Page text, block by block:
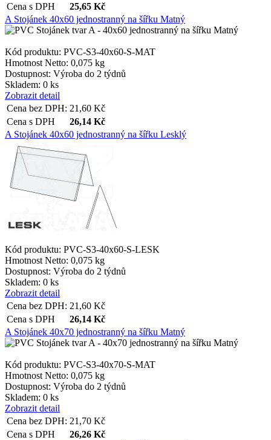
Cena s DPH
25,65 Kč
A Stojánek 40x60 jednostranný na šířku Matný
Kód produktu: PVC-S3-40x60-S-MAT
Hmotnost Netto: 0,075 kg
Dostupnost: Výroba do 2 týdnů
Skladem: 0 ks
Zobrazit detail
Cena bez DPH: 21,60 Kč
Cena s DPH
26,14 Kč
A Stojánek 40x60 jednostranný na šířku Lesklý
Kód produktu: PVC-S3-40x60-S-LESK
Hmotnost Netto: 0,075 kg
Dostupnost: Výroba do 2 týdnů
Skladem: 0 ks
Zobrazit detail
Cena bez DPH: 21,60 Kč
Cena s DPH
26,14 Kč
A Stojánek 40x70 jednostranný na šířku Matný
Kód produktu: PVC-S3-40x70-S-MAT
Hmotnost Netto: 0,075 kg
Dostupnost: Výroba do 2 týdnů
Skladem: 0 ks
Zobrazit detail
Cena bez DPH: 21,70 Kč
Cena s DPH
26,26 Kč